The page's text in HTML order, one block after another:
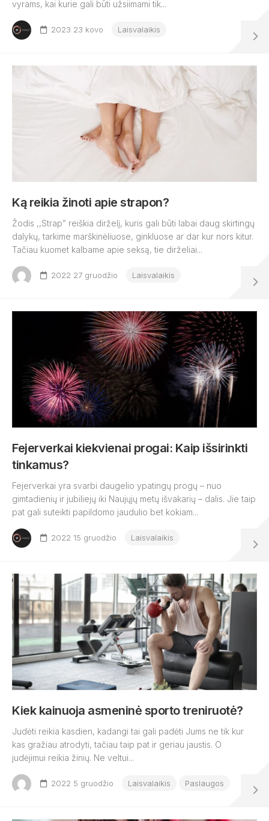
vyrams, kai kurie gali būti užsiimami tik...
2023 23 kovo Laisvalaikis
Ką reikia žinoti apie strapon?
Žodis ,,Strap” reiškia dirželį, kuris gali būti labai daug skirtingų
dalykų, tarkime marškinėliuose, ginkluose ar dar kur nors kitur.
Tačiau kuomet kalbame apie seksą, tie dirželiai...
2022 27 gruodžio Laisvalaikis
Fejerverkai kiekvienai progai: Kaip išsirinkti
tinkamus?
Fejerverkai yra svarbi daugelio ypatingų progų – nuo
gimtadienių ir jubiliejų iki Naujųjų metų išvakarių – dalis. Jie taip
pat gali suteikti papildomo jaudulio bet kokiam...
2022 15 gruodžio Laisvalaikis
Kiek kainuoja asmeninė sporto treniruotė?
Judėti reikia kasdien, kadangi tai gali padėti Jums ne tik kur
kas gražiau atrodyti, tačiau taip pat ir geriau jaustis. O
judėjimui reikia žinių. Ne veltui...
2022 5 gruodžio Laisvalaikis Paslaugos